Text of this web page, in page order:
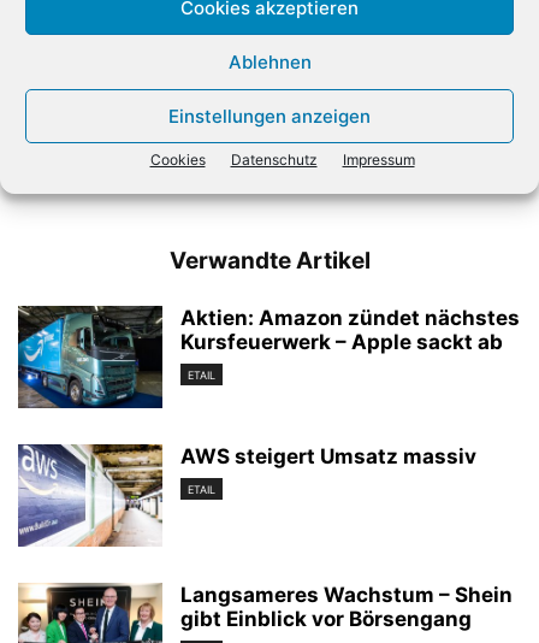
Cookies akzeptieren
Ablehnen
Einstellungen anzeigen
Cookies Datenschutz Impressum
Fujitsu mit neuer Partner-
Meistgelesen auf
Verwandte Artikel
Aktien: Amazon zündet nächstes
Kursfeuerwerk – Apple sackt ab
ETAIL
AWS steigert Umsatz massiv
ETAIL
Langsameres Wachstum – Shein
gibt Einblick vor Börsengang